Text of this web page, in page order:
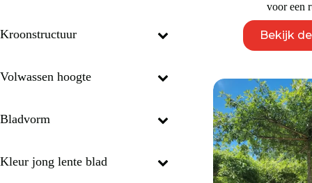
voor een
Bekijk
Kroonstructuur
Volwassen hoogte
Bladvorm
Kleur jong lente blad